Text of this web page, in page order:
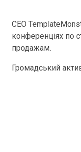
CEO
конференціях по
продажам.
Громадський